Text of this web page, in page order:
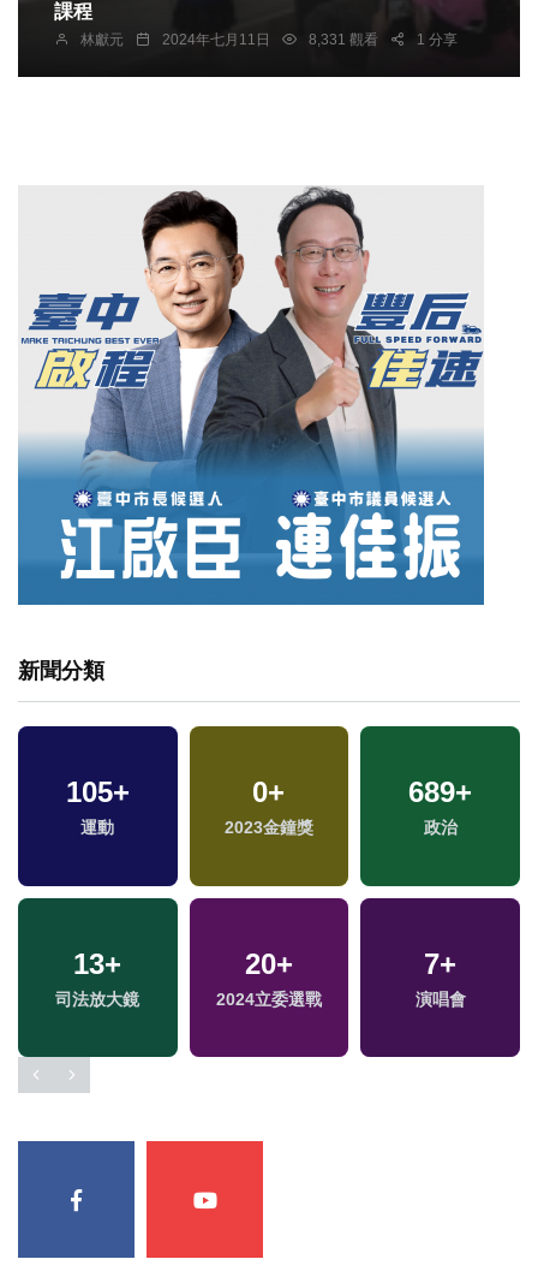
課程
林獻元 2024年七月11日 8,331 觀看 1 分享
新聞分類
105+
運動
0+
2023金鐘獎
689+
政治
13+
司法放大鏡
20+
2024立委選戰
7+
演唱會